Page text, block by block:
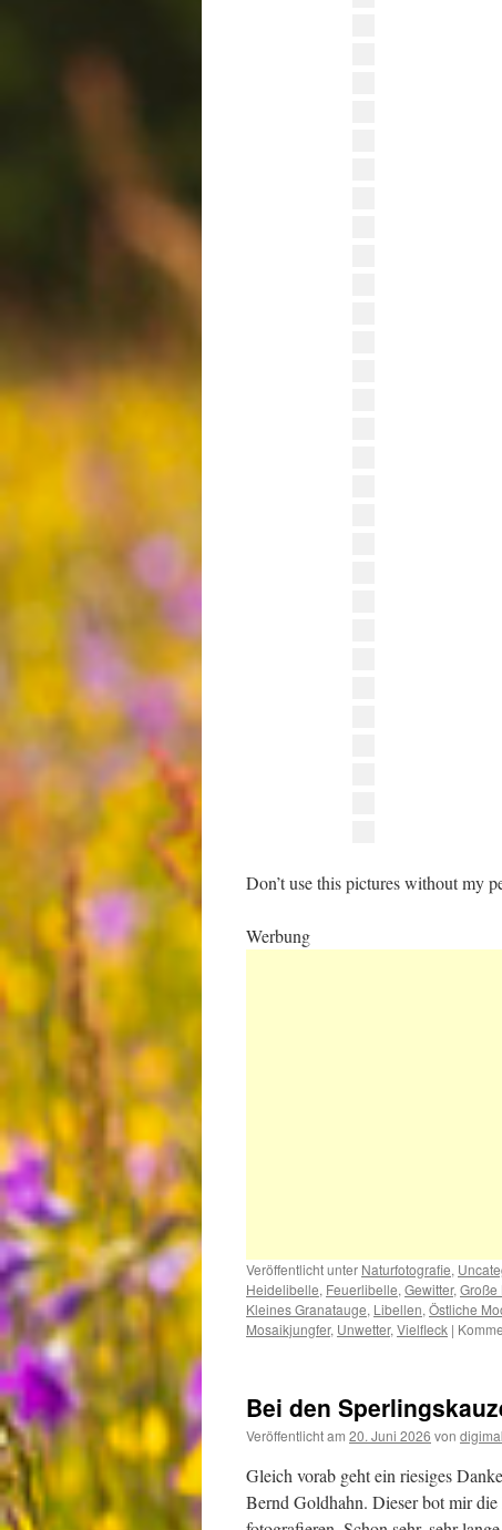
Don’t use this pictures without my
Werbung
Veröffentlicht unter Naturfotografie,
Heidelibelle, Feuerlibelle, Gewitter, Große
Kleines Granatauge, Libellen, Östliche
Mosaikjungfer, Unwetter, Vielfleck |
Bei den
Veröffentlicht am 20. Juni 2026 von
Gleich vorab geht ein riesiges
Bernd Goldhahn. Dieser bot mir